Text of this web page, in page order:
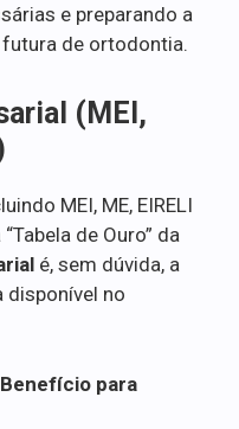
e preparando a
de ortodontia.
(MEI,
MEI, ME, EIRELI
de Ouro” da
é, sem dúvida, a
disponível no
para